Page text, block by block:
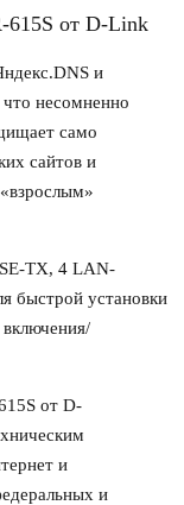
615S от D-Link
и
несомненно
само
сайтов и
TX, 4 LAN-
быстрой установки
от D-
и
и